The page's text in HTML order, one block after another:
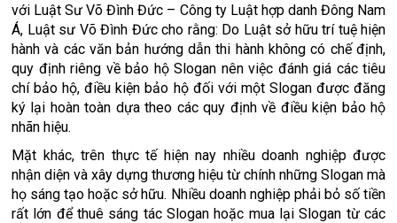
với Luật Sư Võ Đình Đức – Công ty Luật hợp danh Đông Nam
Á, Luật sư Võ Đình Đức cho rằng: Do Luật sở hữu trí tuệ hiện
hành và các văn bản hướng dẫn thi hành không có chế định,
quy định riêng về bảo hộ Slogan nên việc đánh giá các tiêu
chí bảo hộ, điều kiện bảo hộ đối với một Slogan được đăng
ký lại hoàn toàn dựa theo các quy định về điều kiện bảo hộ
nhãn hiệu.
Mặt khác, trên thực tế hiện nay nhiều doanh nghiệp được
nhận diện và xây dựng thương hiệu từ chính những Slogan mà
họ sáng tạo hoặc sở hữu. Nhiều doanh nghiệp phải bỏ số tiền
rất lớn để thuê sáng tác Slogan hoặc mua lại Slogan từ các